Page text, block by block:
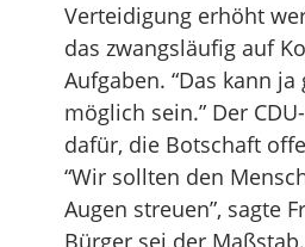
Verteidigung erhöht
das zwangsläufig auf
Aufgaben. “Das kann
möglich sein.” Der
dafür, die Botschaft
“Wir sollten den
Augen streuen”, sagte
Bürger sei der